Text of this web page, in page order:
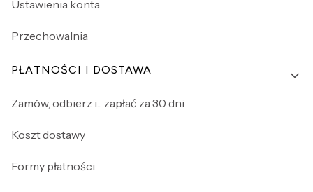
Ustawienia konta
Przechowalnia
PŁATNOŚCI I DOSTAWA
Zamów, odbierz i... zapłać za 30 dni
Koszt dostawy
Formy płatności